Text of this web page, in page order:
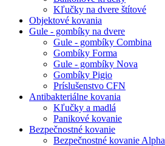
Kľučky na dvere štítové
Objektové kovania
Gule - gombíky na dvere
Gule - gombíky Combina
Gombíky Forma
Gule - gombíky Nova
Gombíky Pigio
Príslušenstvo CFN
Antibakteriálne kovania
Kľučky a madlá
Panikové kovanie
Bezpečnostné kovanie
Bezpečnostné kovanie Alpha